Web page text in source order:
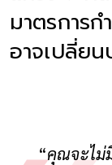
มาตรการ
อาจเปลี่ยน
“คุณจะไม่